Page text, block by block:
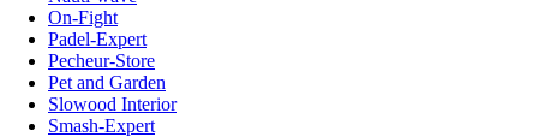
On-Fight
Padel-Expert
Pecheur-Store
Pet and Garden
Slowood Interior
Smash-Expert